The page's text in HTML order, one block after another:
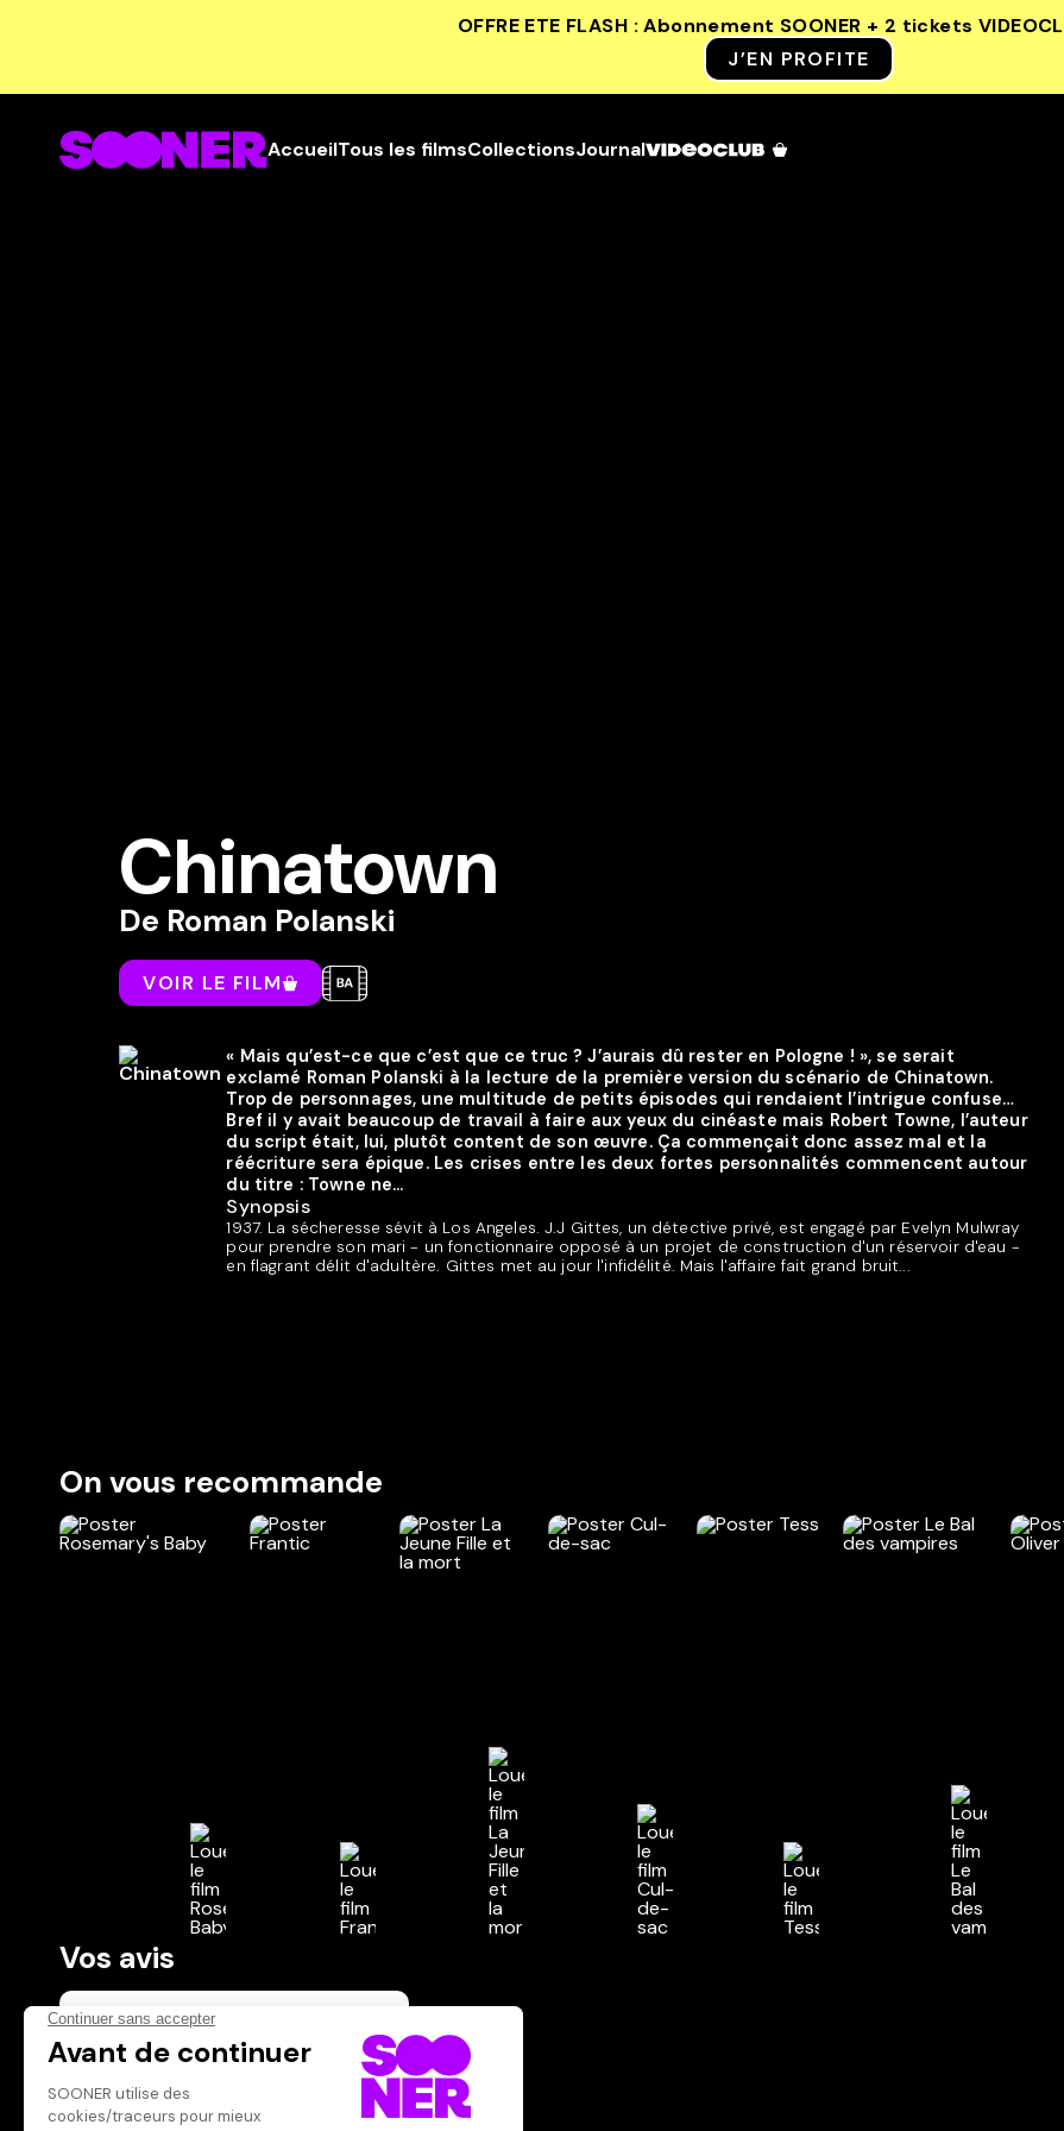
OFFRE ETE FLASH : Abonnement SOONER + 2 tickets
J’EN PROFITE
AccueilTous les filmsCollectionsJournal
Chinatown
De Roman Polanski
VOIR LE FILM
« Mais qu’est-ce que c’est que ce truc ? J’aurais dû rester en Pologne ! », se serait
exclamé Roman Polanski à la lecture de la première version du scénario de Chinatown.
Trop de personnages, une multitude de petits épisodes qui rendaient l’intrigue confuse…
Bref il y avait beaucoup de travail à faire aux yeux du cinéaste mais Robert Towne, l’auteur
du script était, lui, plutôt content de son œuvre. Ça commençait donc assez mal et la
réécriture sera épique. Les crises entre les deux fortes personnalités commencent autour
du titre : Towne ne...
Synopsis
1937. La sécheresse sévit à Los Angeles. J.J Gittes, un détective privé, est engagé par Evelyn Mulwray
pour prendre son mari - un fonctionnaire opposé à un projet de construction d'un réservoir d'eau -
en flagrant délit d'adultère. Gittes met au jour l'infidélité. Mais l'affaire fait grand bruit...
On vous recommande
Vos avis
Donnez votre avis
Votre note
Votre commentaire
Il faut vous connecter pour
publier un avis